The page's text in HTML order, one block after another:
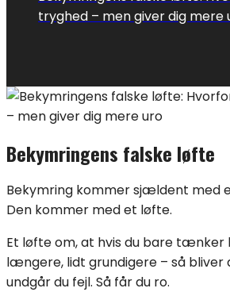
tryghed – men giver dig mere
Bekymringens falske løfte
Bekymring kommer sjældent med
Den kommer med et løfte.
Et løfte om, at hvis du bare tænker
længere, lidt grundigere – så bliver
undgår du fejl. Så får du ro.